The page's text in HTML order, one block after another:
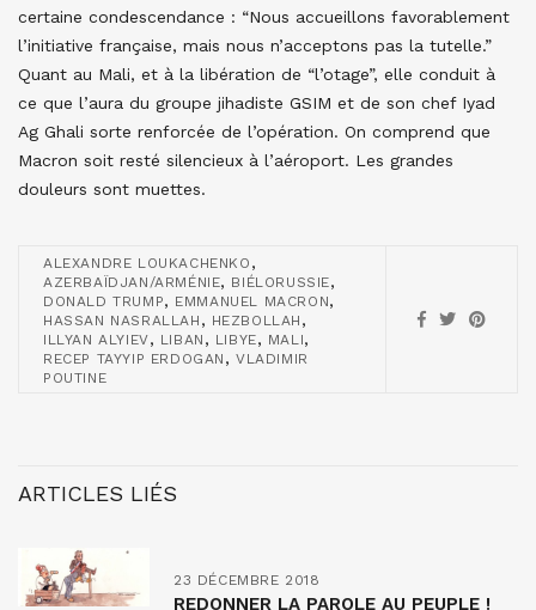
certaine condescendance : “Nous accueillons favorablement
l’initiative française, mais nous n’acceptons pas la tutelle.”
Quant au Mali, et à la libération de “l’otage”, elle conduit à
ce que l’aura du groupe jihadiste GSIM et de son chef Iyad
Ag Ghali sorte renforcée de l’opération. On comprend que
Macron soit resté silencieux à l’aéroport. Les grandes
douleurs sont muettes.
ALEXANDRE LOUKACHENKO ,
AZERBAÏDJAN/ARMÉNIE, BIÉLORUSSIE,
DONALD TRUMP, EMMANUEL MACRON,
HASSAN NASRALLAH , HEZBOLLAH ,
ILLYAN ALYIEV, LIBAN , LIBYE, MALI,
RECEP TAYYIP ERDOGAN , VLADIMIR
POUTINE
ARTICLES LIÉS
23 DÉCEMBRE 2018
REDONNER LA PAROLE AU PEUPLE !